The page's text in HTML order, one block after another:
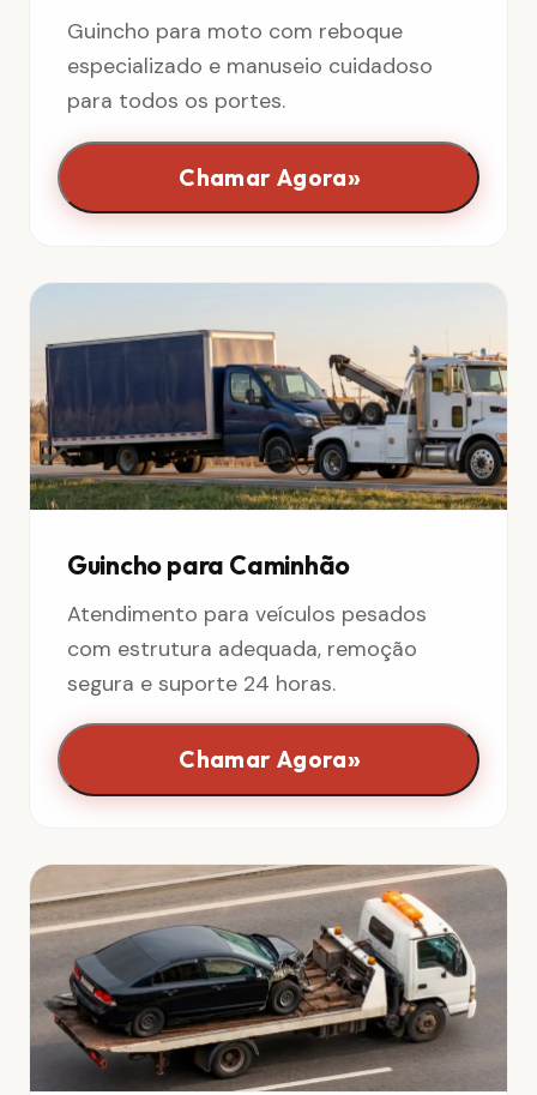
Guincho para moto com reboque
especializado e manuseio cuidadoso
para todos os portes.
Chamar Agora»
Guincho para Caminhão
Atendimento para veículos pesados
com estrutura adequada, remoção
segura e suporte 24 horas.
Chamar Agora»